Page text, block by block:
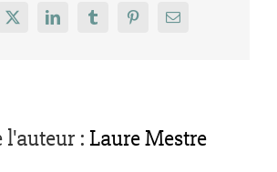
X LinkedInTumblrPinterestEmail
l'auteur : Laure Mestre